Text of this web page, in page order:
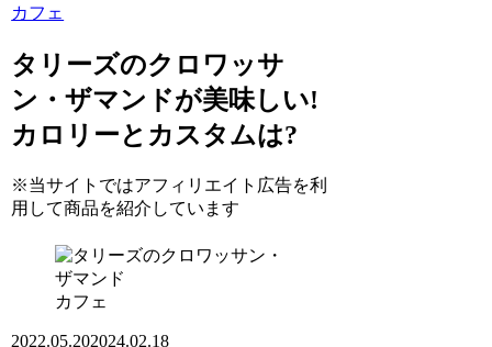
カフェ
タリーズのクロワッサ
ン・ザマンドが美味しい!
カロリーとカスタムは?
※当サイトではアフィリエイト広告を利
用して商品を紹介しています
カフェ
2022.05.202024.02.18